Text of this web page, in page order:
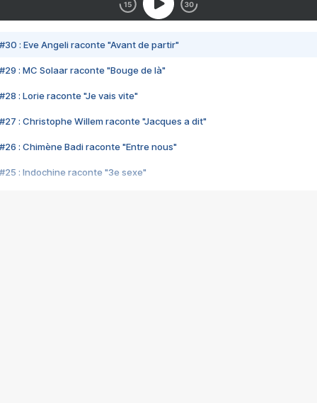
#30 : Eve Angeli raconte "Avant de partir"
#29 : MC Solaar raconte "Bouge de là"
#28 : Lorie raconte "Je vais vite"
#27 : Christophe Willem raconte "Jacques a dit"
#26 : Chimène Badi raconte "Entre nous"
#25 : Indochine raconte "3e sexe"